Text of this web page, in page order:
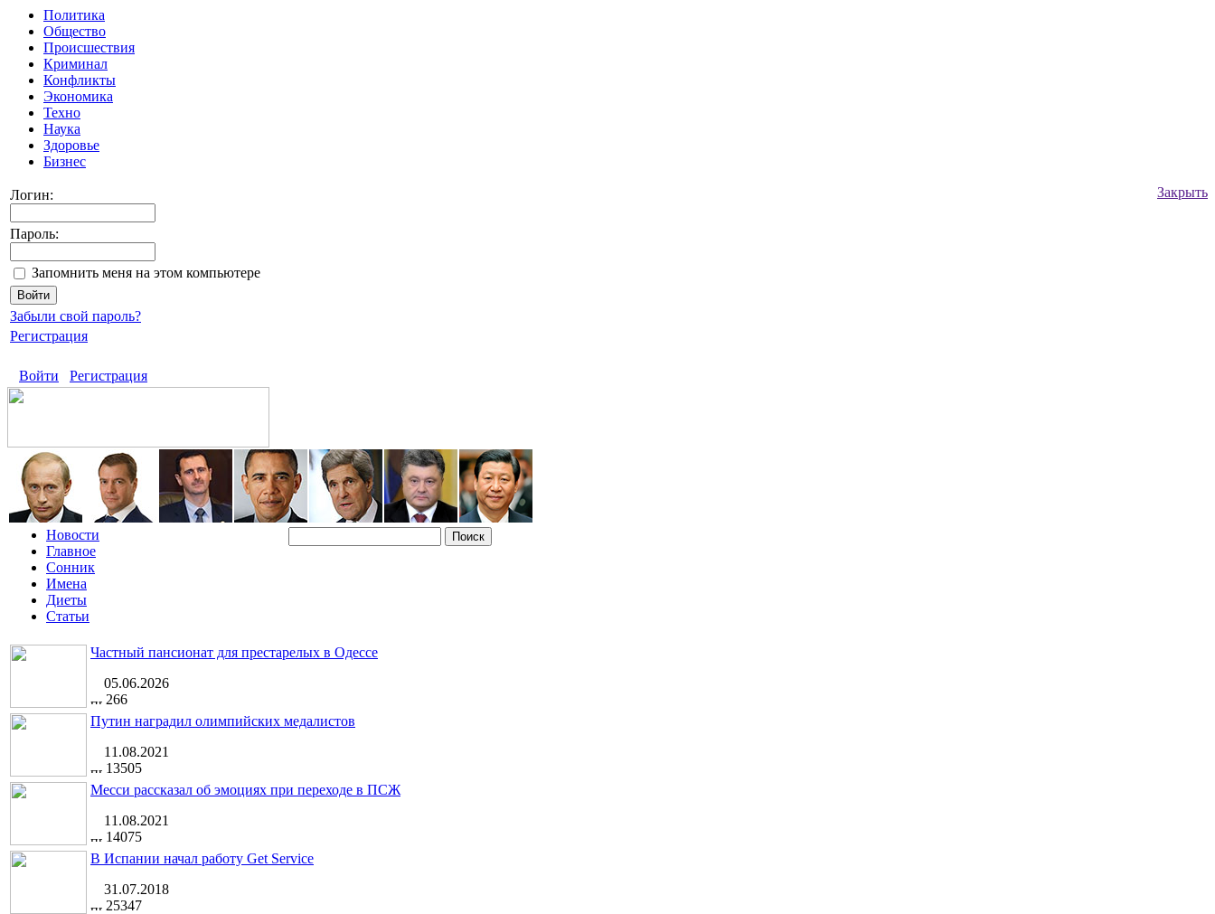
Политика
Общество
Происшествия
Криминал
Конфликты
Экономика
Техно
Наука
Здоровье
Бизнес
Закрыть
Логин:
Пароль:
Запомнить меня на этом компьютере
Забыли свой пароль?
Регистрация
Войти Регистрация
Новости
Главное
Сонник
Имена
Диеты
Статьи
Частный пансионат для престарелых в Одессе
05.06.2026
266
Путин наградил олимпийских медалистов
11.08.2021
13505
Месси рассказал об эмоциях при переходе в ПСЖ
11.08.2021
14075
В Испании начал работу Get Service
31.07.2018
25347